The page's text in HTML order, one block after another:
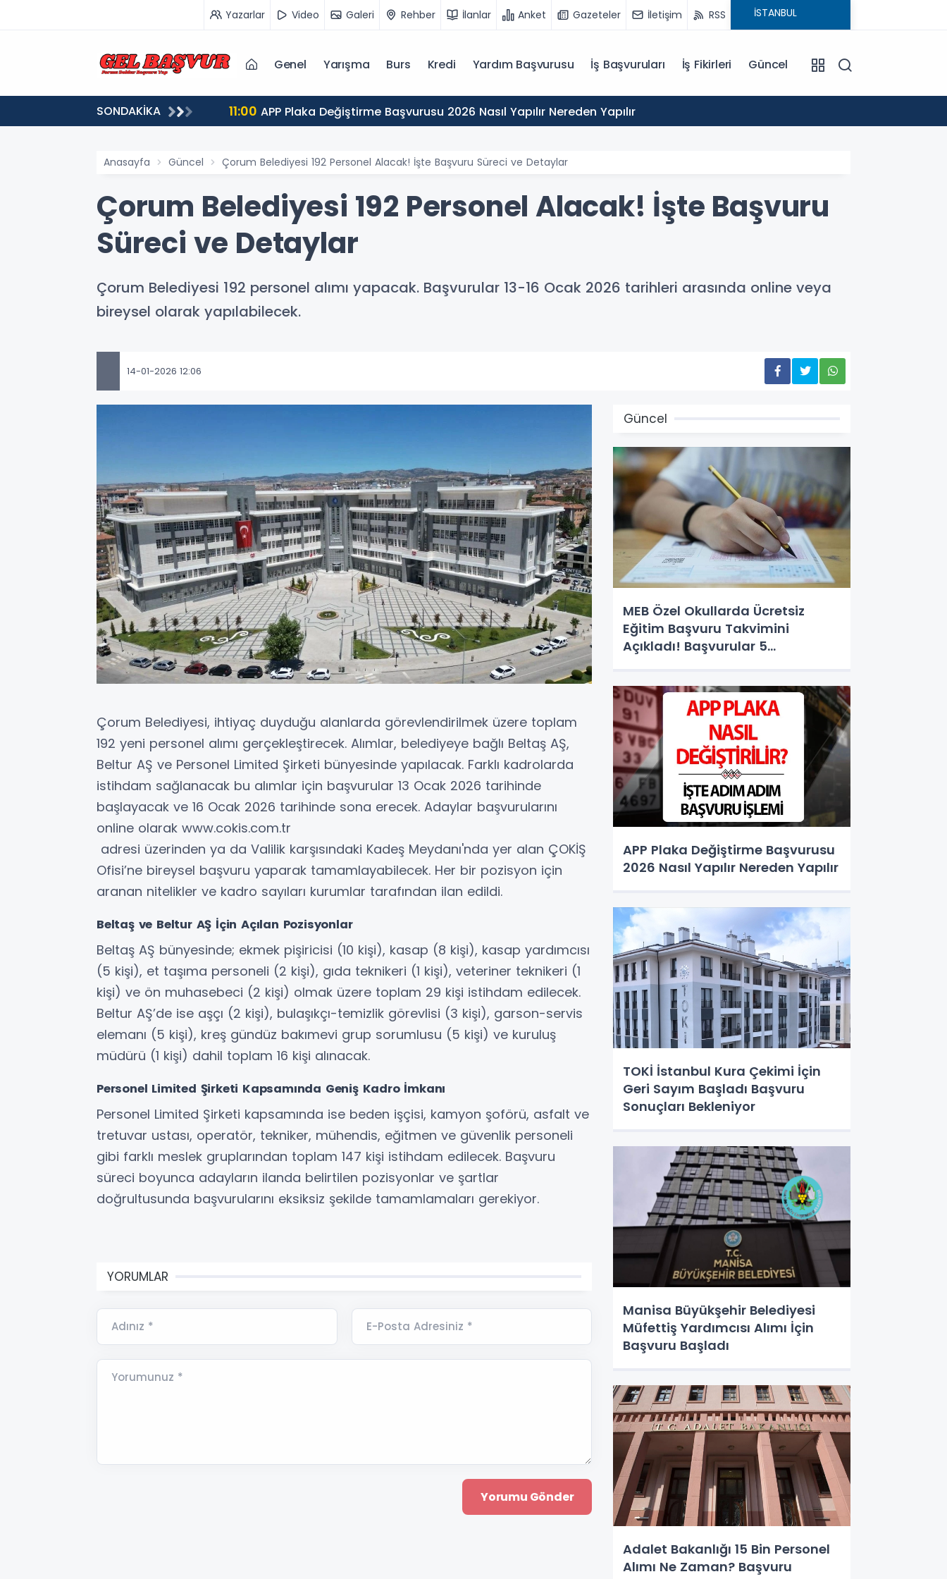
Yazarlar Video Galeri Rehber İlanlar Anket Gazeteler İletişim RSS
Genel Yarışma Burs Kredi Yardım Başvurusu İş Başvuruları İş Fikirleri Güncel
SONDAKİKA
5 Ağustos'ta Başlıyor 11:00 APP Plaka Değiştirme Başvurusu 2026 Nasıl Yapılır Nereden Yapılır
Anasayfa Güncel Çorum Belediyesi 192 Personel Alacak! İşte Başvuru Süreci ve Detaylar
Çorum Belediyesi 192 Personel Alacak! İşte Başvuru
Süreci ve Detaylar
Çorum Belediyesi 192 personel alımı yapacak. Başvurular 13-16 Ocak 2026 tarihleri arasında online veya
bireysel olarak yapılabilecek.
14-01-2026 12:06
Çorum Belediyesi, ihtiyaç duyduğu alanlarda görevlendirilmek üzere toplam
192 yeni personel alımı gerçekleştirecek. Alımlar, belediyeye bağlı Beltaş AŞ,
Beltur AŞ ve Personel Limited Şirketi bünyesinde yapılacak. Farklı kadrolarda
istihdam sağlanacak bu alımlar için başvurular 13 Ocak 2026 tarihinde
başlayacak ve 16 Ocak 2026 tarihinde sona erecek. Adaylar başvurularını
online olarak www.cokis.com.tr
adresi üzerinden ya da Valilik karşısındaki Kadeş Meydanı'nda yer alan ÇOKİŞ
Ofisi’ne bireysel başvuru yaparak tamamlayabilecek. Her bir pozisyon için
aranan nitelikler ve kadro sayıları kurumlar tarafından ilan edildi.
Beltaş ve Beltur AŞ İçin Açılan Pozisyonlar
Beltaş AŞ bünyesinde; ekmek pişiricisi (10 kişi), kasap (8 kişi), kasap yardımcısı
(5 kişi), et taşıma personeli (2 kişi), gıda teknikeri (1 kişi), veteriner teknikeri (1
kişi) ve ön muhasebeci (2 kişi) olmak üzere toplam 29 kişi istihdam edilecek.
Beltur AŞ’de ise aşçı (2 kişi), bulaşıkçı-temizlik görevlisi (3 kişi), garson-servis
elemanı (5 kişi), kreş gündüz bakımevi grup sorumlusu (5 kişi) ve kuruluş
müdürü (1 kişi) dahil toplam 16 kişi alınacak.
Personel Limited Şirketi Kapsamında Geniş Kadro İmkanı
Personel Limited Şirketi kapsamında ise beden işçisi, kamyon şoförü, asfalt ve
tretuvar ustası, operatör, tekniker, mühendis, eğitmen ve güvenlik personeli
gibi farklı meslek gruplarından toplam 147 kişi istihdam edilecek. Başvuru
süreci boyunca adayların ilanda belirtilen pozisyonlar ve şartlar
doğrultusunda başvurularını eksiksiz şekilde tamamlamaları gerekiyor.
YORUMLAR
Adınız * E-Posta Adresiniz *
Yorumunuz *
Güncel
MEB Özel Okullarda Ücretsiz
Eğitim Başvuru Takvimini
Açıkladı! Başvurular 5
APP Plaka Değiştirme Başvurusu
2026 Nasıl Yapılır Nereden Yapılır
TOKİ İstanbul Kura Çekimi İçin
Geri Sayım Başladı Başvuru
Sonuçları Bekleniyor
Manisa Büyükşehir Belediyesi
Müfettiş Yardımcısı Alımı İçin
Başvuru Başladı
Adalet Bakanlığı 15 Bin Personel
Alımı Ne Zaman? Başvuru